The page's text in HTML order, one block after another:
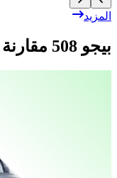
المزيد
بيجو 508 مقارنة السيارات ذات الصلة